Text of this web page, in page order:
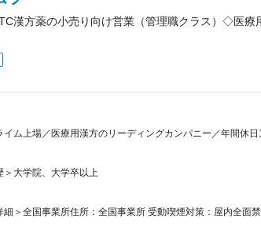
漢方薬の小売り向け営業（管理職クラス）◇医
イム上場／医療用漢方のリーディングカンパニー／年間休
＞大学院、大学卒以上
細＞全国事業所住所：全国事業所 受動喫煙対策：屋内全面